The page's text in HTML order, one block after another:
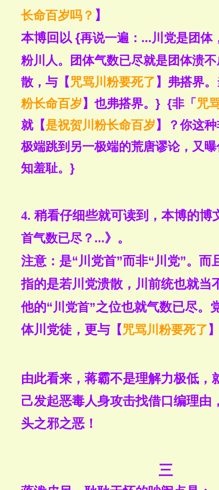
长命百岁吗？ 】
本博回以 {再说一遍：...川党是团体
粉川人。团体气数已尽就是团体溃
散，与【 咒骂川粉要死了 】弗搭界
粉长命百岁】也弗搭界。}  {非「 咒
就【是祝贺川粉长命百岁】？你这
极端跳到另一极端的荒唐谬论，又
知羞耻。}
4. 稍看仔细些就可读到，本博的博
首气数已尽？...》。
注意：是“川党首”而非“川党”。 而
指的是若川党溃散，川前统也就当
他的“ 川党首”之位也就气数已尽。
体川党徒，更与 【 咒骂川粉要死了
由此看来，蒋霸不是理解力极低，
己发起恶毒人身攻击找借口编理由
头之邪之恶！
三